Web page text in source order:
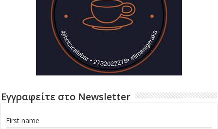
Εγγραφείτε στο Newsletter
First name